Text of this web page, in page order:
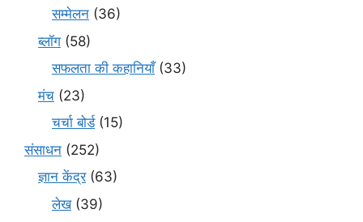
सम्मेलन (36)
ब्लॉग (58)
सफलता की कहानियाँ(33)
मंच (23)
चर्चा बोर्ड(15)
संसाधन (252)
ज्ञान केंद्र(63)
लेख(39)